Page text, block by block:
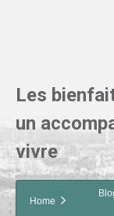
Les
un
vivre
Home